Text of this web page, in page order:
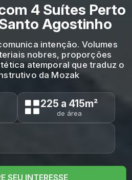
4 Suítes Perto
Agostinho
intenção. Volumes
nobres, proporções
atemporal que traduz o
da Mozak
225 a 415m²
de área
SEU INTERESSE